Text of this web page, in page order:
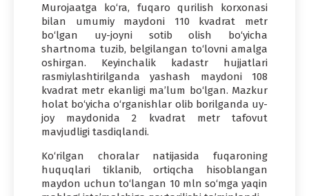
Murojaatga ko‘ra, fuqaro qurilish korxonasi
bilan umumiy maydoni 110 kvadrat metr
bo‘lgan uy-joyni sotib olish bo‘yicha
shartnoma tuzib, belgilangan to‘lovni amalga
oshirgan. Keyinchalik kadastr hujjatlari
rasmiylashtirilganda yashash maydoni 108
kvadrat metr ekanligi ma’lum bo‘lgan. Mazkur
holat bo‘yicha o‘rganishlar olib borilganda uy-
joy maydonida 2 kvadrat metr tafovut
mavjudligi tasdiqlandi.
Ko‘rilgan choralar natijasida fuqaroning
huquqlari tiklanib, ortiqcha hisoblangan
maydon uchun to‘langan 10 mln so‘mga yaqin